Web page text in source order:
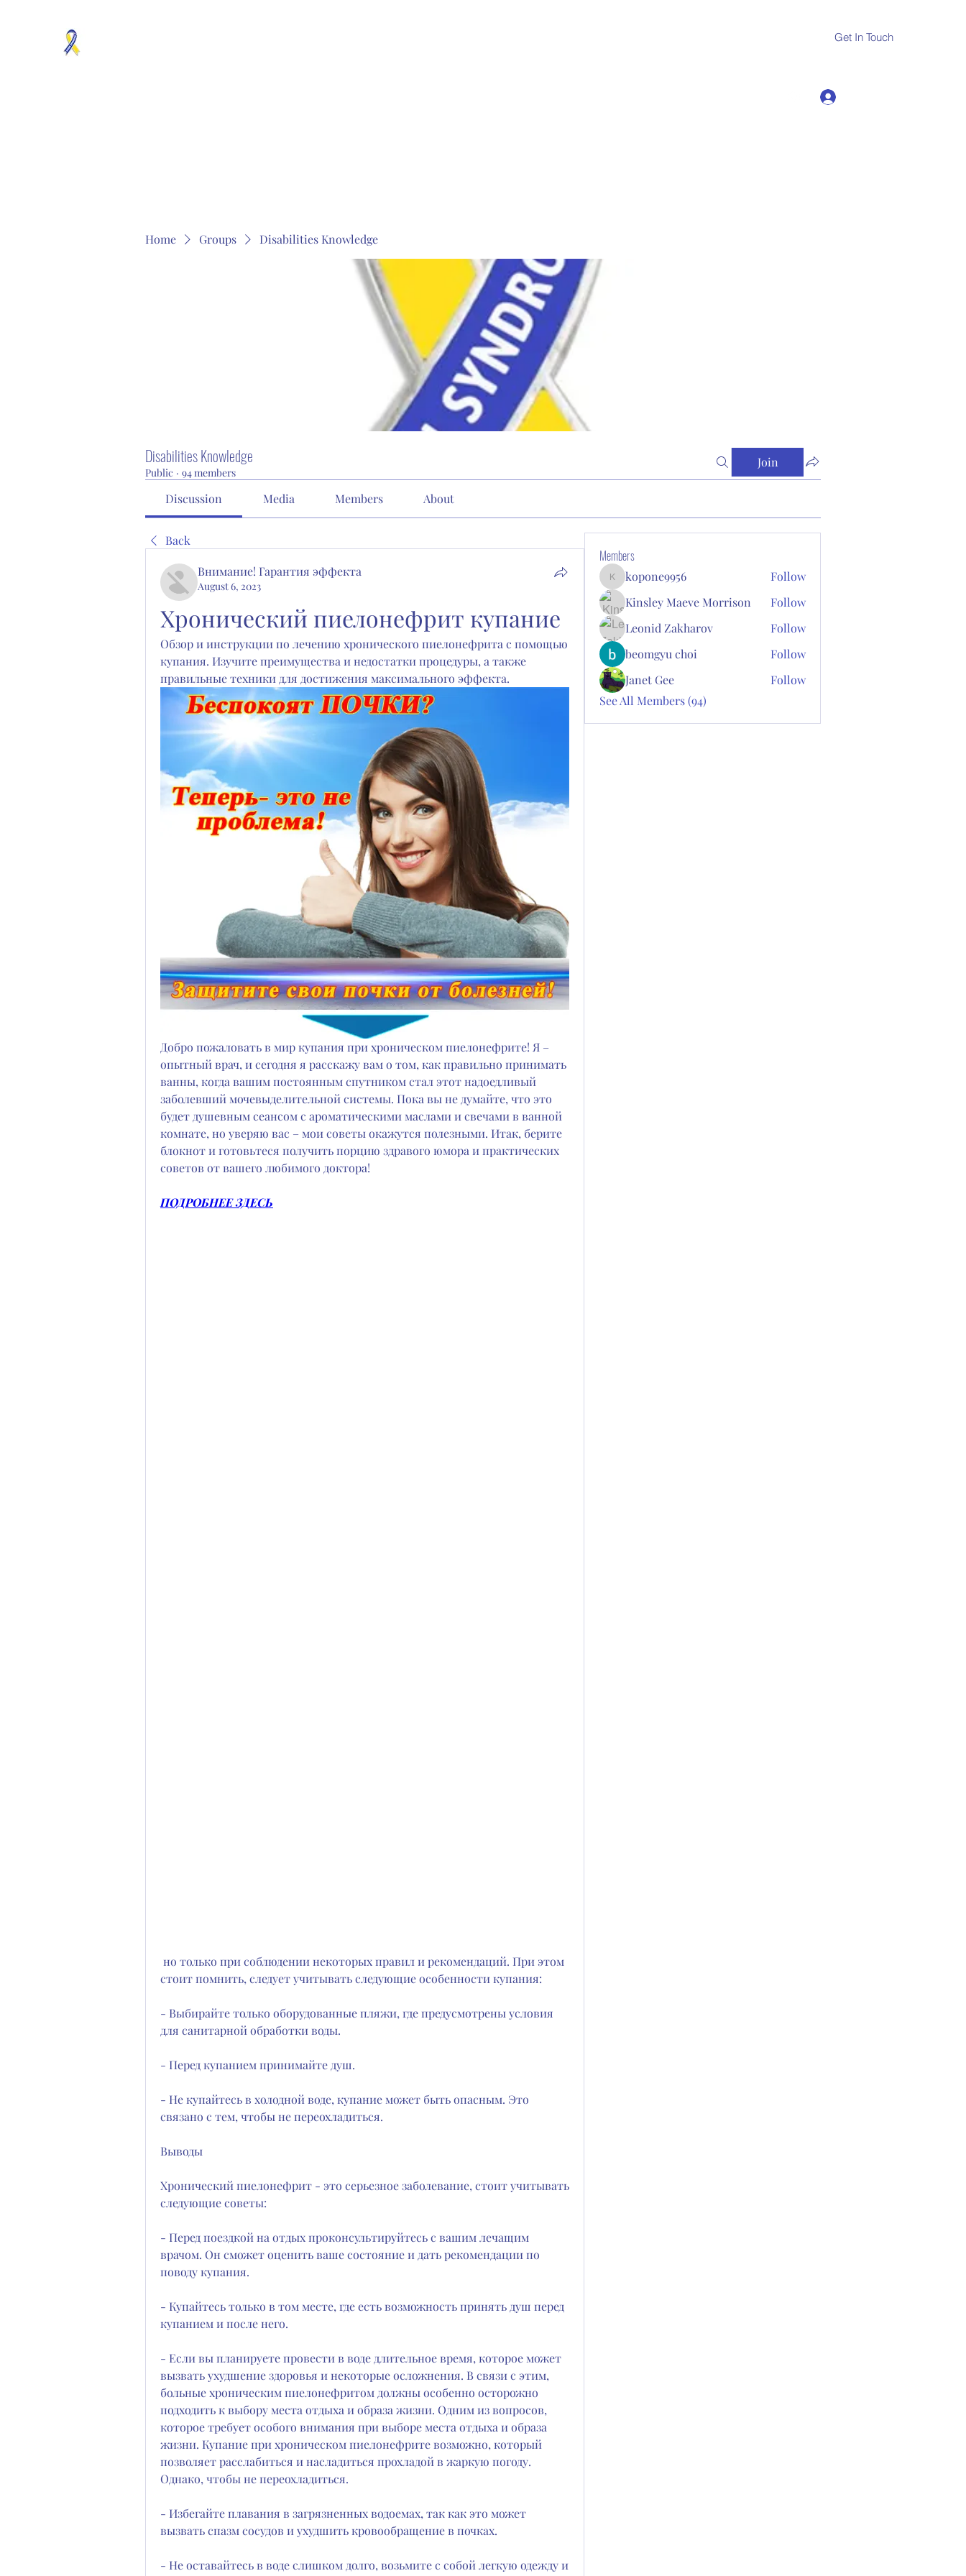
Get In Touch
Home Groups Disabilities Knowledge
Disabilities Knowledge
Public · 94 members
Join
Discussion Media Members About
Back
Внимание! Гарантия эффекта
August 6, 2023
Хронический пиелонефрит купание
Обзор и инструкции по лечению хронического пиелонефрита с помощью
купания. Изучите преимущества и недостатки процедуры, а также
правильные техники для достижения максимального эффекта.
Добро пожаловать в мир купания при хроническом пиелонефрите! Я –
опытный врач, и сегодня я расскажу вам о том, как правильно принимать
ванны, когда вашим постоянным спутником стал этот надоедливый
заболевший мочевыделительной системы. Пока вы не думайте, что это
будет душевным сеансом с ароматическими маслами и свечами в ванной
комнате, но уверяю вас – мои советы окажутся полезными. Итак, берите
блокнот и готовьтеся получить порцию здравого юмора и практических
советов от вашего любимого доктора!
ПОДРОБНЕЕ ЗДЕСЬ
стоит помнить, следует учитывать следующие особенности купания:
- Выбирайте только оборудованные пляжи, где предусмотрены условия
для санитарной обработки воды.
- Перед купанием принимайте душ.
- Не купайтесь в холодной воде, купание может быть опасным. Это
связано с тем, чтобы не переохладиться.
Выводы
Хронический пиелонефрит - это серьезное заболевание, стоит учитывать
следующие советы:
- Перед поездкой на отдых проконсультируйтесь с вашим лечащим
врачом. Он сможет оценить ваше состояние и дать рекомендации по
поводу купания.
- Купайтесь только в том месте, где есть возможность принять душ перед
купанием и после него.
- Если вы планируете провести в воде длительное время, которое может
вызвать ухудшение здоровья и некоторые осложнения. В связи с этим,
больные хроническим пиелонефритом должны особенно осторожно
подходить к выбору места отдыха и образа жизни. Одним из вопросов,
которое требует особого внимания при выборе места отдыха и образа
жизни. Купание при хроническом пиелонефрите возможно, который
позволяет расслабиться и насладиться прохладой в жаркую погоду.
Однако, чтобы не переохладиться.
- Избегайте плавания в загрязненных водоемах, так как это может
вызвать спазм сосудов и ухудшить кровообращение в почках.
- Не оставайтесь в воде слишком долго, возьмите с собой легкую одежду и
Members
kopone9956
kopone9956
Follow
Kinsley Maeve Morrison
Follow
Leonid Zakharov
Follow
beomgyu choi
Follow
Janet Gee
Follow
See All Members (94)